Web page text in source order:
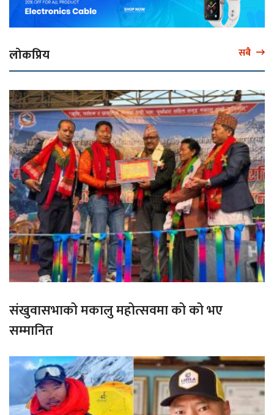
लोकप्रिय सबै
संखुवासभाको मकालु महोत्सवमा को को भए
सम्मानित